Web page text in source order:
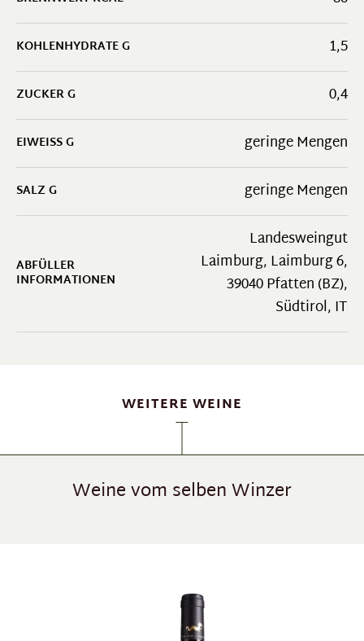
KOHLENHYDRATE G 1,5
ZUCKER G 0,4
EIWEISS G geringe Mengen
SALZ G geringe Mengen
ABFÜLLER
INFORMATIONEN
Landesweingut
Laimburg, Laimburg 6,
39040 Pfatten (BZ),
Südtirol, IT
WEITERE WEINE
Weine vom selben Winzer